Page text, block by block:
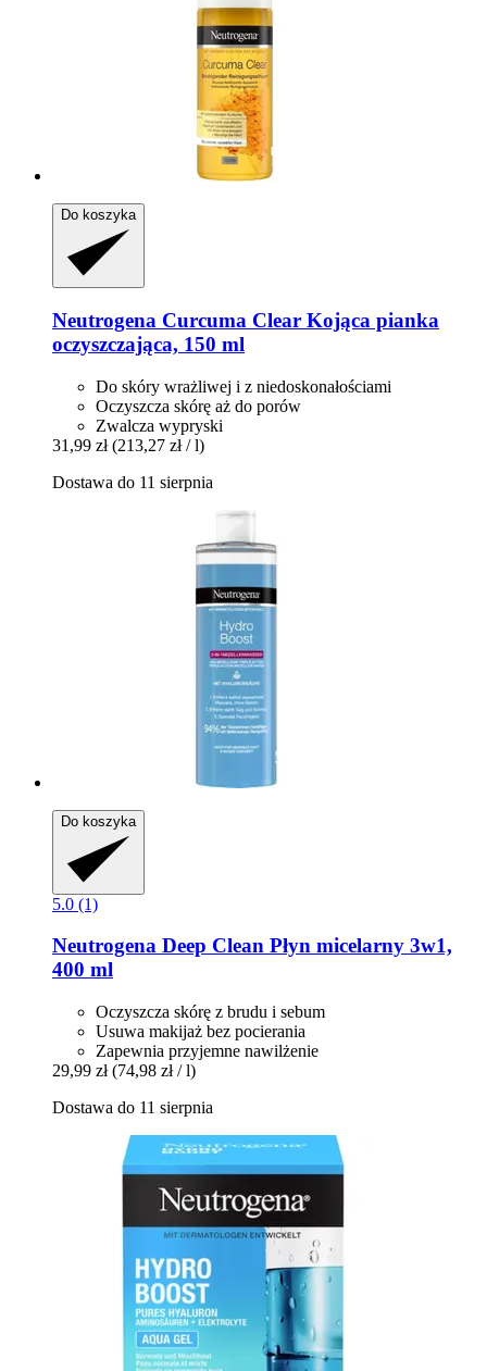
Do koszyka
Neutrogena Curcuma Clear Kojąca pianka
oczyszczająca, 150 ml
Do skóry wrażliwej i z niedoskonałościami
Oczyszcza skórę aż do porów
Zwalcza wypryski
31,99 zł (213,27 zł / l)
Dostawa do 11 sierpnia
Do koszyka
5.0 (1)
Neutrogena Deep Clean Płyn micelarny 3w1,
400 ml
Oczyszcza skórę z brudu i sebum
Usuwa makijaż bez pocierania
Zapewnia przyjemne nawilżenie
29,99 zł (74,98 zł / l)
Dostawa do 11 sierpnia